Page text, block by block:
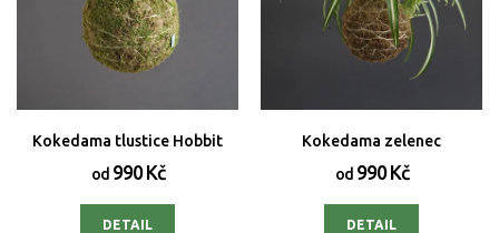
Kokedama tlustice Hobbit
od990 Kč
DETAIL
Kokedama zelenec
od990 Kč
DETAIL